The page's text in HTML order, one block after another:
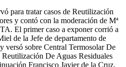
para tratar casos de Reutilización
y contó con la moderación de Mª
El primer caso a exponer corrió a
de la Jefe de departamento de
versó sobre Central Termosolar De
De Aguas Residuales
Francisco Javier de la Cruz,